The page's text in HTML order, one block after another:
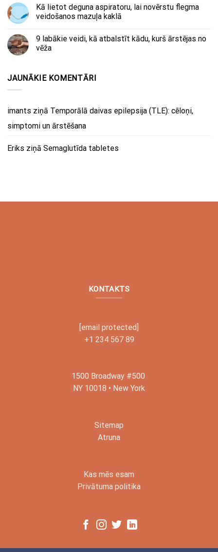
Kā lietot deguna aspiratoru, lai novērstu flegma
veidošanos mazuļa kaklā
9 labākie veidi, kā atbalstīt kādu, kurš ārstējas no
vēža
JAUNĀKIE KOMENTĀRI
imants ziņā Temporālā daivas epilepsija (TLE): cēloņi,
simptomi un ārstēšana
Eriks ziņā Semaglutīda tabletes
KONTAKTS
[email protected]
+1 234 567 89
1500 Broadway #500
NY 10018 • New York
Sitemap
Atruna
Kas mēs esam
Privātuma politika